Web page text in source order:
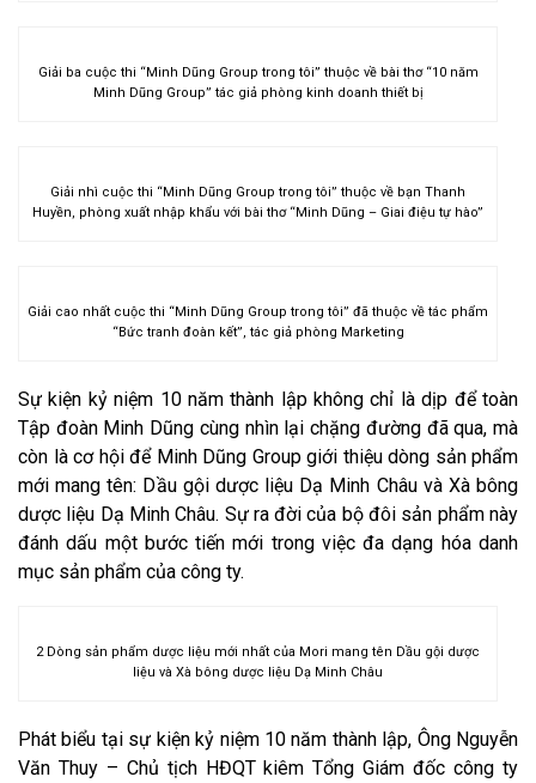
Giải ba cuộc thi “Minh Dũng Group trong tôi” thuộc về bài thơ “10 năm
Minh Dũng Group” tác giả phòng kinh doanh thiết bị
Giải nhì cuộc thi “Minh Dũng Group trong tôi” thuộc về bạn Thanh
Huyền, phòng xuất nhập khẩu với bài thơ “Minh Dũng – Giai điệu tự hào”
Giải cao nhất cuộc thi “Minh Dũng Group trong tôi” đã thuộc về tác phẩm
“Bức tranh đoàn kết”, tác giả phòng Marketing
Sự kiện kỷ niệm 10 năm thành lập không chỉ là dịp để toàn
Tập đoàn Minh Dũng cùng nhìn lại chặng đường đã qua, mà
còn là cơ hội để Minh Dũng Group giới thiệu dòng sản phẩm
mới mang tên: Dầu gội dược liệu Dạ Minh Châu và Xà bông
dược liệu Dạ Minh Châu. Sự ra đời của bộ đôi sản phẩm này
đánh dấu một bước tiến mới trong việc đa dạng hóa danh
mục sản phẩm của công ty.
2 Dòng sản phẩm dược liệu mới nhất của Mori mang tên Dầu gội dược
liệu và Xà bông dược liệu Dạ Minh Châu
Phát biểu tại sự kiện kỷ niệm 10 năm thành lập, Ông Nguyễn
Văn Thuy – Chủ tịch HĐQT kiêm Tổng Giám đốc công ty